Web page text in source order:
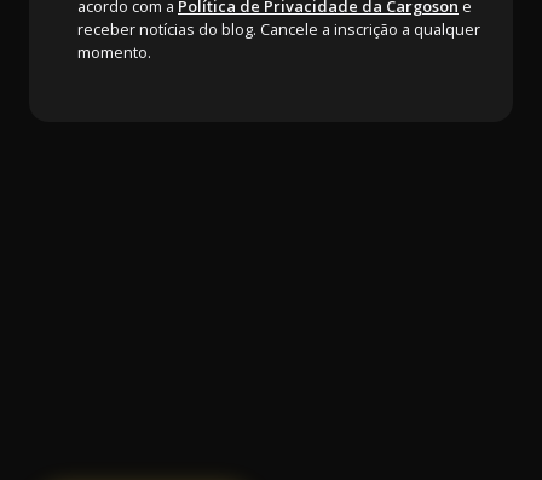
acordo com a Política de Privacidade da Cargoson e
receber notícias do blog. Cancele a inscrição a qualquer
momento.